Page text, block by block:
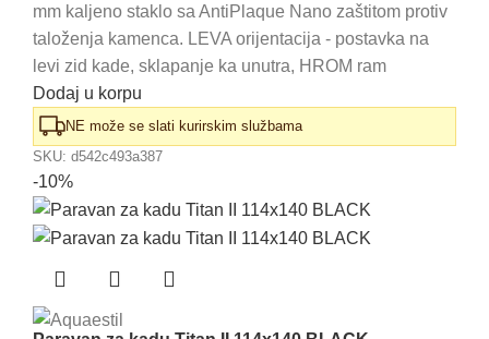
mm kaljeno staklo sa AntiPlaque Nano zaštitom protiv
taloženja kamenca. LEVA orijentacija - postavka na
levi zid kade, sklapanje ka unutra, HROM ram
Dodaj u korpu
NE može se slati kurirskim službama
SKU: d542c493a387
-10%